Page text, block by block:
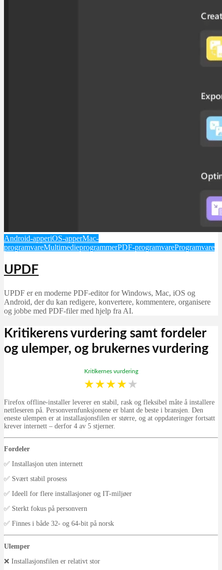
Android-apperiOS-apperMac-
programvareMultimedieprogrammerPDF-programvareProgramvare
UPDF
UPDF er en moderne PDF-editor for Windows, Mac, iOS og
Android, der du kan redigere, konvertere, kommentere, organisere
og jobbe med PDF-filer med hjelp fra AI.
Kritikerens vurdering samt fordeler
og ulemper, og brukernes vurdering
Kritikernes vurdering
★★★★★
Firefox offline-installer leverer en stabil, rask og fleksibel måte å installere
nettleseren på. Personvernfunksjonene er blant de beste i bransjen. Den
eneste ulempen er at installasjonsfilen er større, og at oppdateringer fortsatt
krever internett – derfor 4 av 5 stjerner.
Fordeler
✅ Installasjon uten internett
✅ Svært stabil prosess
✅ Ideell for flere installasjoner og IT-miljøer
✅ Sterkt fokus på personvern
✅ Finnes i både 32- og 64-bit på norsk
Ulemper
❌ Installasjonsfilen er relativt stor